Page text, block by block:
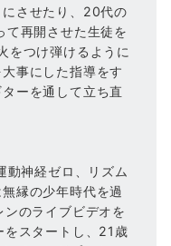
させたり、20代の
再開させた生徒を
をつけ弾けるように
事にした指導をす
ーを通して立ち直
動神経ゼロ、リズム
縁の少年時代を過
のライブビデオを
スタートし、21歳